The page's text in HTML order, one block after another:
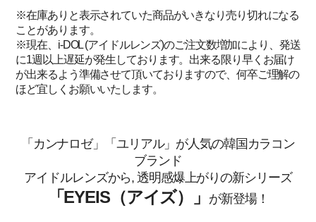
※在庫ありと表示されていた商品がいきなり売り切れになる
ことがあります。
※現在、i-DOL (アイドルレンズ)のご注文数増加により、発送
に1週以上遅延が発生しております。出来る限り早くお届け
が出来るよう準備させて頂いておりますので、何卒ご理解の
ほど宜しくお願いいたします。
「カンナロゼ」「ユリアル」が人気の韓国カラコン
ブランド
アイドルレンズから,透明感爆上がりの新シリーズ
「EYEIS（アイズ）」 が新登場！